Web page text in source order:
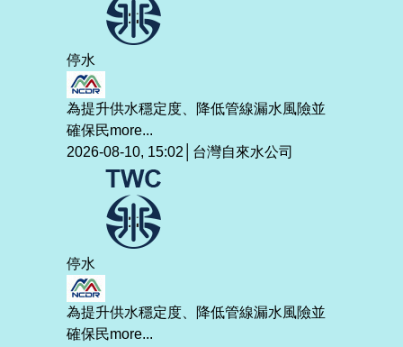
停水
為提升供水穩定度、降低管線漏水風險並
確保民more...
2026-08-10, 15:02│台灣自來水公司
停水
為提升供水穩定度、降低管線漏水風險並
確保民more...